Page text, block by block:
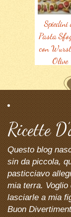
Spiedini
Pasta
con
Olive
Ricette
Questo blog
sin da piccola,
pasticciavo
mia terra.
lasciarle a mia
Buon